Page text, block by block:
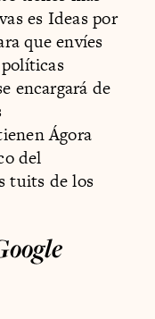
es Ideas por
que envíes
encargará de
Ágora
del
tuits de los